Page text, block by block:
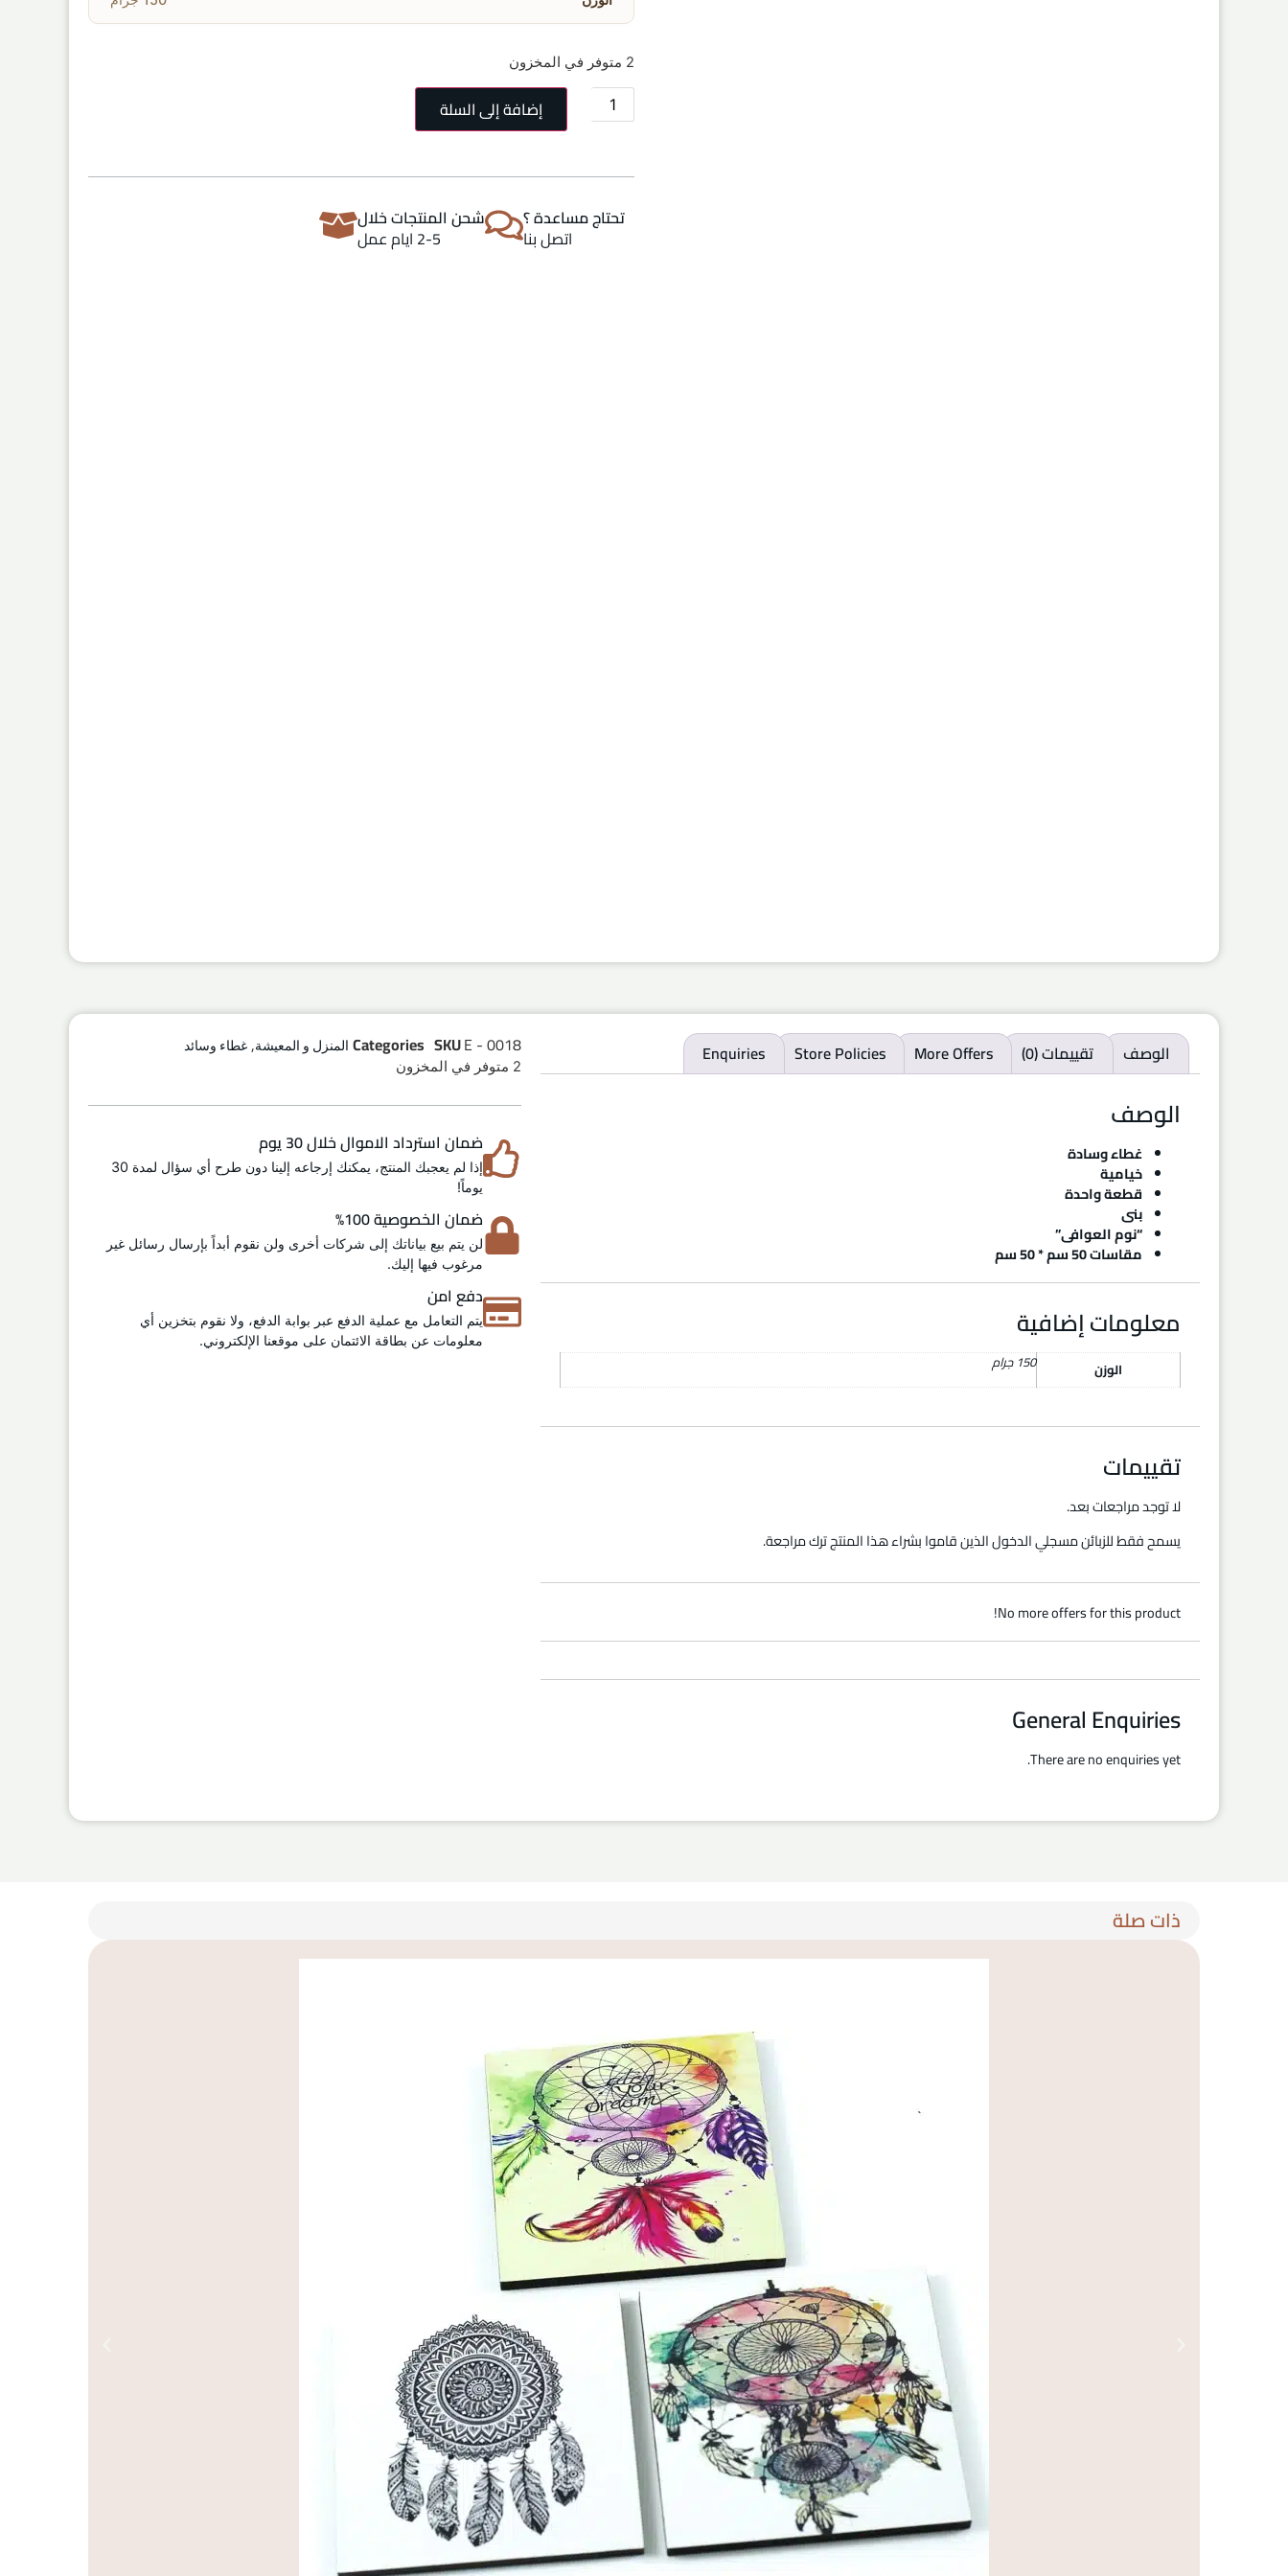
2 متوفر في المخزون
إضافة إلى السلة
تحتاج مساعدة ؟
اتصل بنا
شحن المنتجات خلال
2-5 ايام عمل
الوصف تقييمات (0) More Offers
Store Policies
Enquiries
الوصف
غطاء وسادة
خيامية
قطعة واحدة
بنى
“نوم العوافى”
مقاسات 50 سم * 50 سم
معلومات إضافية
الوزن 150 جرام
تقييمات
لا توجد مراجعات بعد.
يسمح فقط للزبائن مسجلي الدخول الذين قاموا بشراء هذا المنتج ترك مراجعة.
No more offers for this product!
General Enquiries
There are no enquiries yet.
SKUE - 0018
Categories المنزل و المعيشة, غطاء وسائد
2 متوفر في المخزون
ضمان استرداد الاموال خلال 30 يوم
إذا لم يعجبك المنتج، يمكنك إرجاعه إلينا دون طرح أي سؤال لمدة 30
يوماً!
ضمان الخصوصية 100%
لن يتم بيع بياناتك إلى شركات أخرى ولن نقوم أبداً بإرسال رسائل غير
مرغوب فيها إليك.
دفع امن
يتم التعامل مع عملية الدفع عبر بوابة الدفع، ولا نقوم بتخزين أي
معلومات عن بطاقة الائتمان على موقعنا الإلكتروني.
ذات صلة